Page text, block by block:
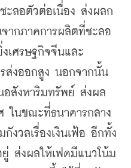
ะลอตัวต่อเนื่อง ส่งผลก
ากภาคการผลิตที่ชะลอ
เศรษฐกิจจีนและ
ส่งออกสูง นอกจากนั้น
สังหาริมทรัพย์ ส่งผล
ในขณะที่ธนาคารกลาง
งวลเรื่องเงินเฟ้อ อีกทั้ง
ส่งผลให้เฟดมีแนวโน้ม